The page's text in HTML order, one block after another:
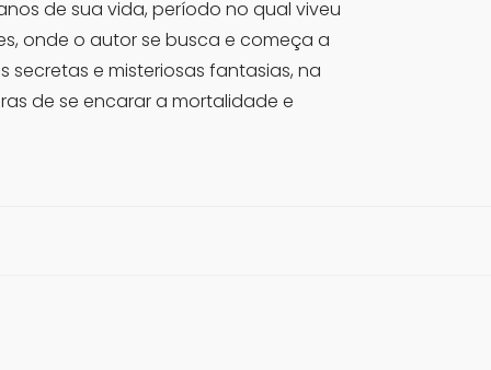
de sua vida, período no qual viveu
onde o autor se busca e começa a
secretas e misteriosas fantasias, na
de se encarar a mortalidade e